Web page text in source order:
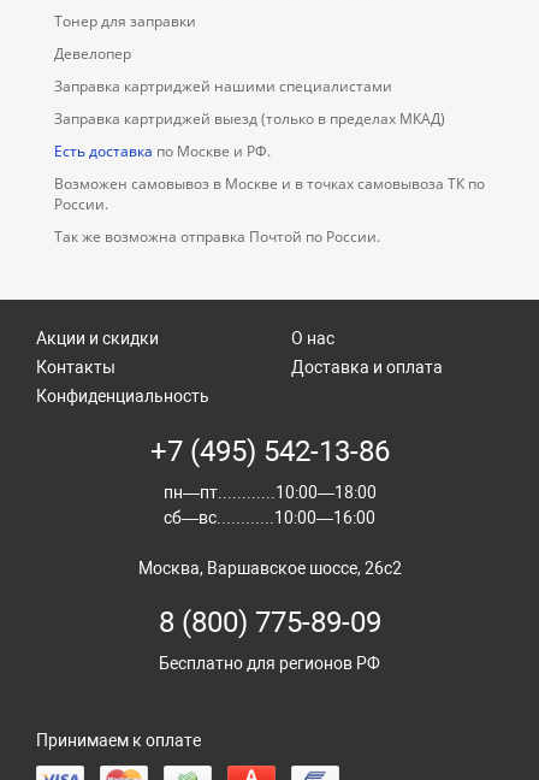
Тонер для заправки
Девелопер
Заправка картриджей нашими специалистами
Заправка картриджей выезд (только в пределах МКАД)
Есть доставка по Москве и РФ.
Возможен самовывоз в Москве и в точках самовывоза ТК по
России.
Так же возможна отправка Почтой по России.
Акции и скидки
Контакты
О нас
Доставка и оплата
Конфиденциальность
+7 (495) 542-13-86
пн—пт............10:00—18:00
сб—вс............10:00—16:00
Москва, Варшавское шоссе, 26с2
8 (800) 775-89-09
Бесплатно для регионов РФ
Принимаем к оплате